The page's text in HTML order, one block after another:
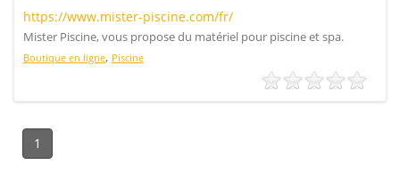
https://www.mister-piscine.com/fr/
Mister Piscine, vous propose du matériel pour piscine et spa.
Boutique en ligne, Piscine
1